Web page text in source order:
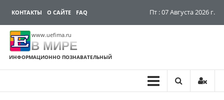
КОНТАКТЫ О САЙТЕ FAQ Пт : 07 Августа 2026 г.
www.uefima.ru
В МИРЕ
ИНФОРМАЦИОННО ПОЗНАВАТЕЛЬНЫЙ